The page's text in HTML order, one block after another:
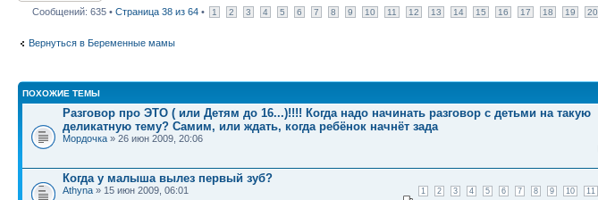
Сообщений: 635 • Страница 38 из 64 • 1 2 3 4 5 6 7 8 9 10 11 12 13 14 15 16 17 18 19 20
Вернуться в Беременные мамы
ПОХОЖИЕ ТЕМЫ
Разговор про ЭТО ( или Детям до 16...)!!!! Когда надо начинать разговор с детьми на такую
деликатную тему? Самим, или ждать, когда ребёнок начнёт зада
Мордочка » 26 июн 2009, 20:06
Когда у малыша вылез первый зуб?
1 2 3 4 5 6 7 8 9 10 11
Athyna » 15 июн 2009, 06:01